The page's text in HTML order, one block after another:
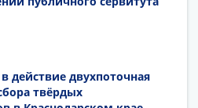
действие двухпоточная
твёрдых